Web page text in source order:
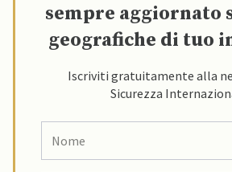
sempre aggiornato
geografiche di tuo
Iscriviti gratuitamente alla
Sicurezza